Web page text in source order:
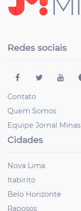
Redes sociais
Contato
Quem Somos
Equipe Jornal Minas
Cidades
Nova Lima
Itabirito
Belo Horizonte
Raposos